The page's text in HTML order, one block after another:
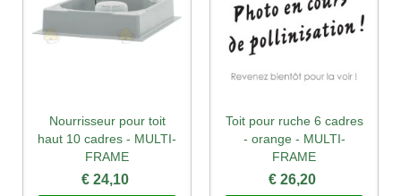
Nourrisseur pour toit
haut 10 cadres - MULTI-
FRAME
€ 24,10
Toit pour ruche 6 cadres
- orange - MULTI-
FRAME
€ 26,20